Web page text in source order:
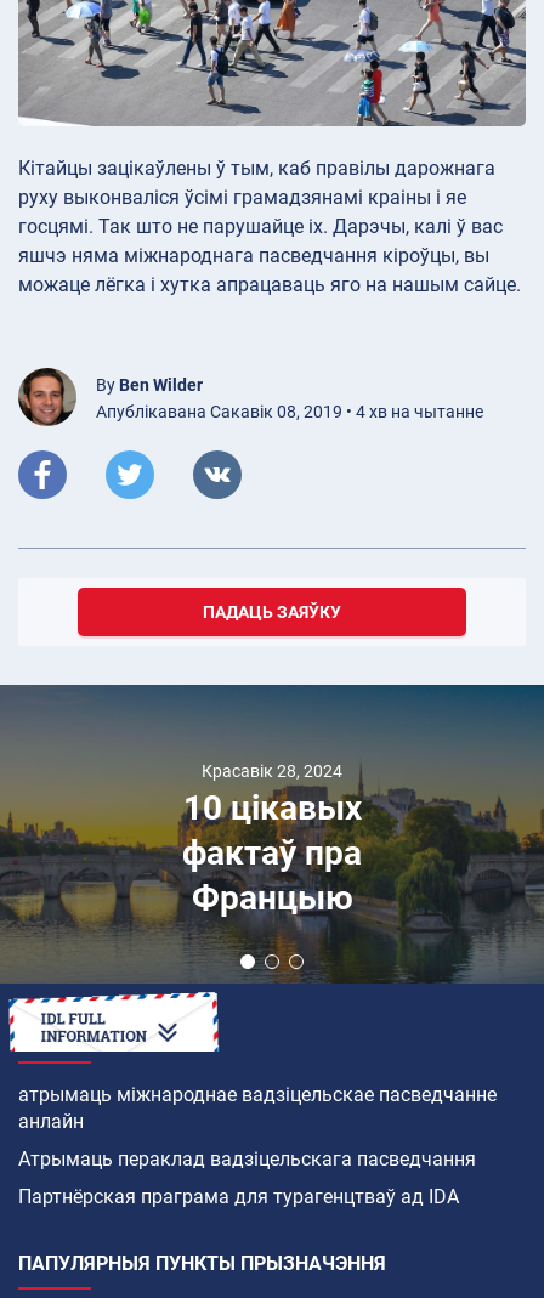
Кітайцы зацікаўлены ў тым, каб правілы дарожнага
руху выконваліся ўсімі грамадзянамі краіны і яе
госцямі. Так што не парушайце іх. Дарэчы, калі ў вас
яшчэ няма міжнароднага пасведчання кіроўцы, вы
можаце лёгка і хутка апрацаваць яго на нашым сайце.
By Ben Wilder
Апублікавана Сакавік 08, 2019 • 4 хв на чытанне
ПАДАЦЬ ЗАЯЎКУ
Красавік 28, 2024
10 цікавых
фактаў пра
Францыю
ЯК
атрымаць міжнароднае вадзіцельскае пасведчанне
анлайн
Атрымаць пераклад вадзіцельскага пасведчання
Партнёрская праграма для турагенцтваў ад IDA
ПАПУЛЯРНЫЯ ПУНКТЫ ПРЫЗНАЧЭННЯ